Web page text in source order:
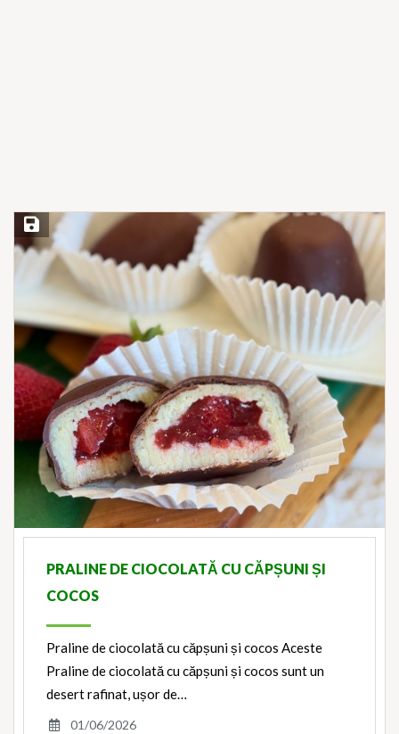
Save Recipe
PRALINE DE CIOCOLATĂ CU CĂPȘUNI ȘI
COCOS
Praline de ciocolată cu căpșuni și cocos Aceste
Praline de ciocolată cu căpșuni și cocos sunt un
desert rafinat, ușor de…
01/06/2026